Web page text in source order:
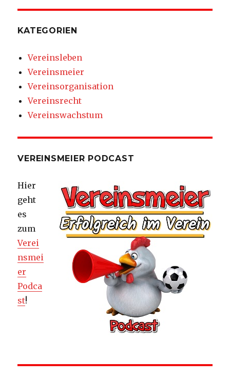
KATEGORIEN
Vereinsleben
Vereinsmeier
Vereinsorganisation
Vereinsrecht
Vereinswachstum
VEREINSMEIER PODCAST
Hier
geht
es
zum
Verei
nsmei
er
Podca
st!